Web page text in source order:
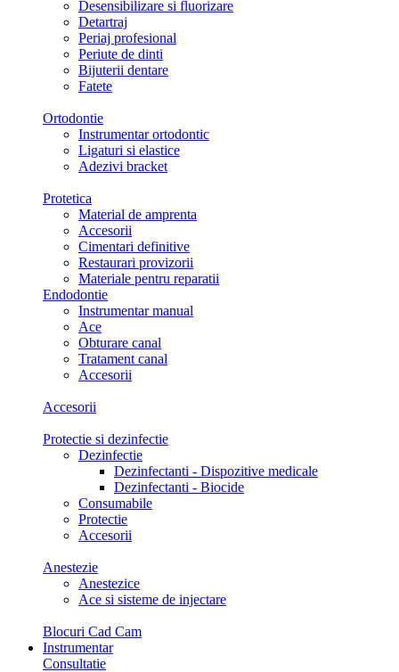
Desensibilizare si fluorizare
Detartraj
Periaj profesional
Periute de dinti
Bijuterii dentare
Fatete
Ortodontie
Instrumentar ortodontic
Ligaturi si elastice
Adezivi bracket
Protetica
Material de amprenta
Accesorii
Cimentari definitive
Restaurari provizorii
Materiale pentru reparatii
Endodontie
Instrumentar manual
Ace
Obturare canal
Tratament canal
Accesorii
Accesorii
Protectie si dezinfectie
Dezinfectie
Dezinfectanti - Dispozitive medicale
Dezinfectanti - Biocide
Consumabile
Protectie
Accesorii
Anestezie
Anestezice
Ace si sisteme de injectare
Blocuri Cad Cam
Instrumentar
Consultatie